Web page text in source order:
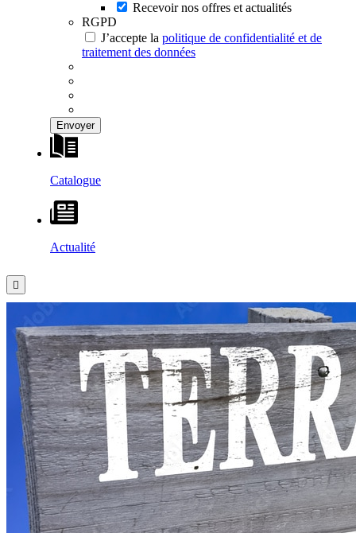
Recevoir nos offres et actualités
RGPD
J’accepte la politique de confidentialité et de
traitement des données
Catalogue
Actualité